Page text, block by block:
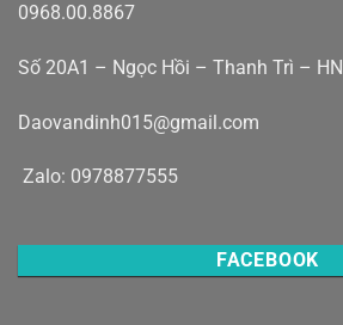
0968.00.8867
Số 20A1 – Ngọc Hồi – Thanh Trì – HN
Daovandinh015@gmail.com
Zalo: 0978877555
FACEBOOK